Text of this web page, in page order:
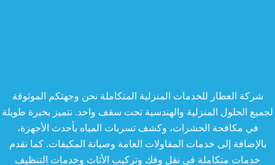
شركة العطار للخدمات المنزلية المتكاملة نحن وجهتكم الموثوقة
لجميع الحلول المنزلية والهندسية تحت سقف واحد. نتميز بخبرة طويلة
في مكافحة الحشرات، وكشف تسربات المياه بأحدث الأجهزة،
بالإضافة إلى خدمات المقاولات العامة وصيانة المكيفات. كما نقدم
خدمات متكاملة في نقل وفك وتركيب الأثاث وخدمات التنظيف